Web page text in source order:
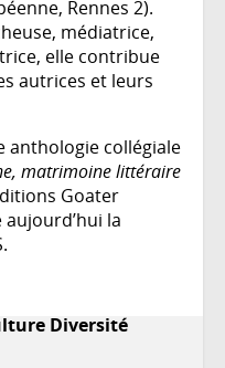
Rennes 2).
médiatrice,
elle contribue
autrices et leurs
anthologie collégiale
matrimoine littéraire
Goater
la
Diversité